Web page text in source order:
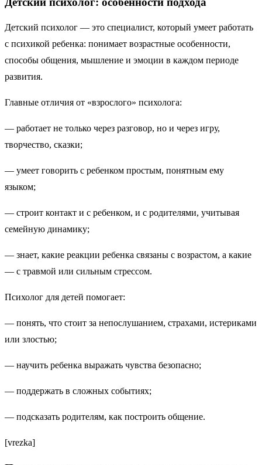
Детский психолог — это специалист, который умеет работать
с психикой ребенка: понимает возрастные особенности,
способы общения, мышление и эмоции в каждом периоде
развития.
Главные отличия от «взрослого» психолога:
— работает не только через разговор, но и через игру,
творчество, сказки;
— умеет говорить с ребенком простым, понятным ему
языком;
— строит контакт и с ребенком, и с родителями, учитывая
семейную динамику;
— знает, какие реакции ребенка связаны с возрастом, а какие
— с травмой или сильным стрессом.
Психолог для детей помогает:
— понять, что стоит за непослушанием, страхами, истериками
или злостью;
— научить ребенка выражать чувства безопасно;
— поддержать в сложных событиях;
— подсказать родителям, как построить общение.
[vrezka]